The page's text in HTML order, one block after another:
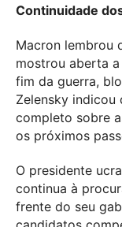
Continuidade
Macron lembrou
mostrou aberta
fim da guerra,
Zelensky indicou
completo sobre
os próximos
O presidente
continua à
frente do seu